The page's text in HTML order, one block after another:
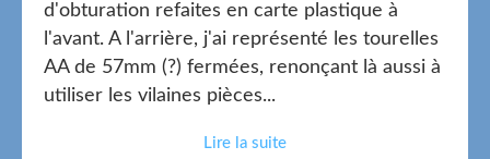
d'obturation refaites en carte plastique à
l'avant. A l'arrière, j'ai représenté les tourelles
AA de 57mm (?) fermées, renonçant là aussi à
utiliser les vilaines pièces...
Lire la suite